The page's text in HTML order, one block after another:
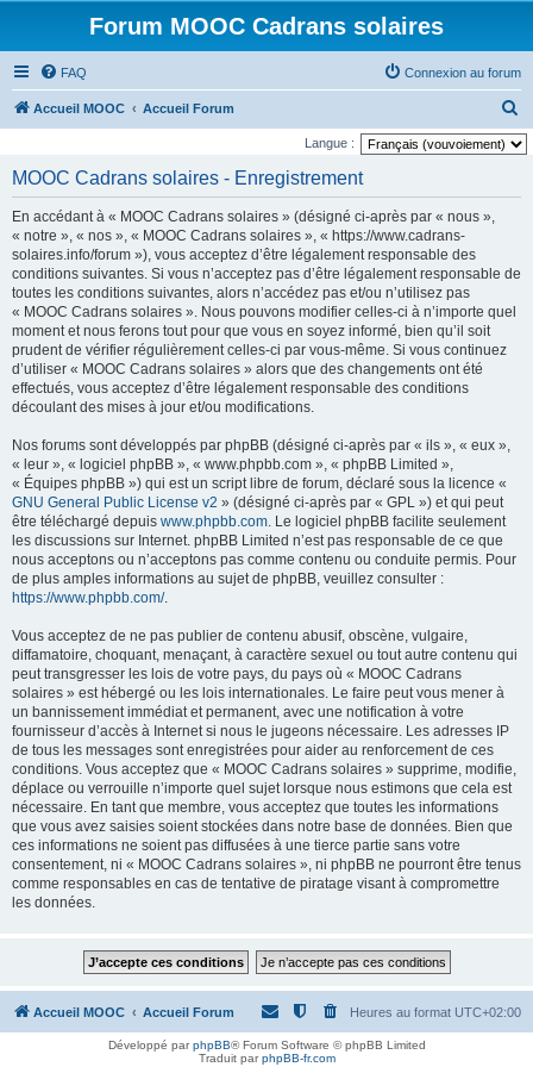
Forum MOOC Cadrans solaires
FAQ Connexion au forum
Accueil MOOC Accueil Forum
e
Langue :
MOOC Cadrans solaires - Enregistrement
En accédant à « MOOC Cadrans solaires » (désigné ci-après par « nous »,
« notre », « nos », « MOOC Cadrans solaires », « https://www.cadrans-
solaires.info/forum »), vous acceptez d’être légalement responsable des
conditions suivantes. Si vous n’acceptez pas d’être légalement responsable de
toutes les conditions suivantes, alors n’accédez pas et/ou n’utilisez pas
« MOOC Cadrans solaires ». Nous pouvons modifier celles-ci à n’importe quel
moment et nous ferons tout pour que vous en soyez informé, bien qu’il soit
prudent de vérifier régulièrement celles-ci par vous-même. Si vous continuez
d’utiliser « MOOC Cadrans solaires » alors que des changements ont été
effectués, vous acceptez d’être légalement responsable des conditions
découlant des mises à jour et/ou modifications.
Nos forums sont développés par phpBB (désigné ci-après par « ils », « eux »,
« leur », « logiciel phpBB », « www.phpbb.com », « phpBB Limited »,
« Équipes phpBB ») qui est un script libre de forum, déclaré sous la licence «
GNU General Public License v2 » (désigné ci-après par « GPL ») et qui peut
être téléchargé depuis www.phpbb.com. Le logiciel phpBB facilite seulement
les discussions sur Internet. phpBB Limited n’est pas responsable de ce que
nous acceptons ou n’acceptons pas comme contenu ou conduite permis. Pour
de plus amples informations au sujet de phpBB, veuillez consulter :
https://www.phpbb.com/.
Vous acceptez de ne pas publier de contenu abusif, obscène, vulgaire,
diffamatoire, choquant, menaçant, à caractère sexuel ou tout autre contenu qui
peut transgresser les lois de votre pays, du pays où « MOOC Cadrans
solaires » est hébergé ou les lois internationales. Le faire peut vous mener à
un bannissement immédiat et permanent, avec une notification à votre
fournisseur d’accès à Internet si nous le jugeons nécessaire. Les adresses IP
de tous les messages sont enregistrées pour aider au renforcement de ces
conditions. Vous acceptez que « MOOC Cadrans solaires » supprime, modifie,
déplace ou verrouille n’importe quel sujet lorsque nous estimons que cela est
nécessaire. En tant que membre, vous acceptez que toutes les informations
que vous avez saisies soient stockées dans notre base de données. Bien que
ces informations ne soient pas diffusées à une tierce partie sans votre
consentement, ni « MOOC Cadrans solaires », ni phpBB ne pourront être tenus
comme responsables en cas de tentative de piratage visant à compromettre
les données.
Accueil MOOC Accueil Forum Heures au format UTC+02:00
Développé parphpBB® Forum Software © phpBB Limited
Traduit parphpBB-fr.com